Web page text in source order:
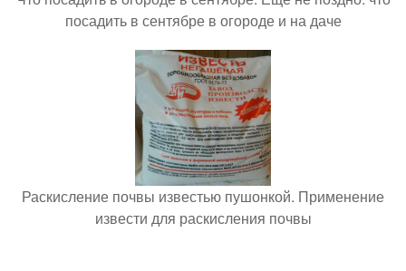
посадить в сентябре в огороде и на даче
Раскисление почвы известью пушонкой. Применение
извести для раскисления почвы